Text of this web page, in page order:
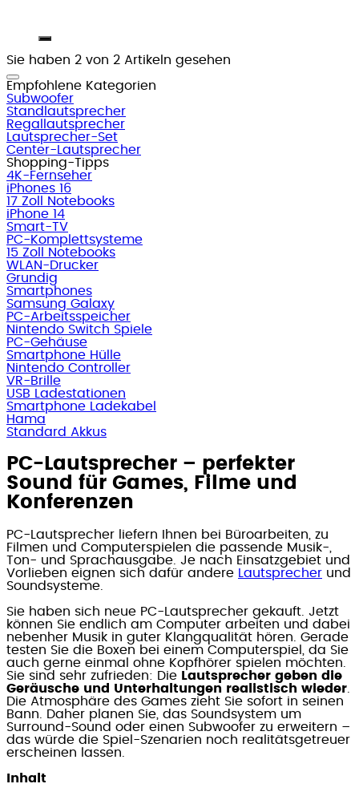
Sie haben 2 von 2 Artikeln gesehen
Empfohlene Kategorien
Subwoofer
Standlautsprecher
Regallautsprecher
Lautsprecher-Set
Center-Lautsprecher
Shopping-Tipps
4K-Fernseher
iPhones 16
17 Zoll Notebooks
iPhone 14
Smart-TV
PC-Komplettsysteme
15 Zoll Notebooks
WLAN-Drucker
Grundig
Smartphones
Samsung Galaxy
PC-Arbeitsspeicher
Nintendo Switch Spiele
PC-Gehäuse
Smartphone Hülle
Nintendo Controller
VR-Brille
USB Ladestationen
Smartphone Ladekabel
Hama
Standard Akkus
PC-Lautsprecher – perfekter
Sound für Games, Filme und
Konferenzen
PC-Lautsprecher liefern Ihnen bei Büroarbeiten, zu
Filmen und Computerspielen die passende Musik-,
Ton- und Sprachausgabe. Je nach Einsatzgebiet und
Vorlieben eignen sich dafür andere
Lautsprecher und
Soundsysteme.
Sie haben sich neue PC-Lautsprecher gekauft. Jetzt
können Sie endlich am Computer arbeiten und dabei
nebenher Musik in guter Klangqualität hören. Gerade
testen Sie die Boxen bei einem Computerspiel, da Sie
auch gerne einmal ohne Kopfhörer spielen möchten.
Sie sind sehr zufrieden: Die Lautsprecher geben die
Geräusche und Unterhaltungen realistisch wieder
Die Atmosphäre des Games zieht Sie sofort in seinen
Bann. Daher planen Sie, das Soundsystem um
Surround-Sound oder einen Subwoofer zu erweitern –
das würde die Spiel-Szenarien noch realitätsgetreuer
erscheinen lassen.
Inhalt